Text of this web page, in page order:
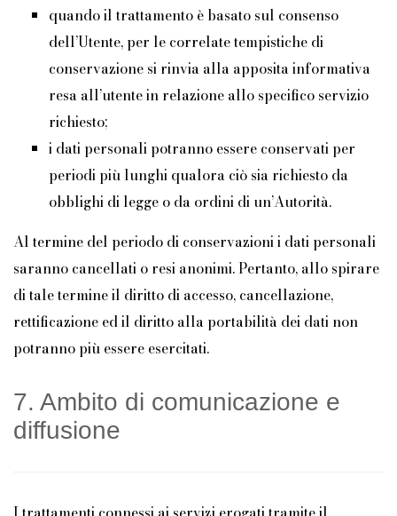
quando il trattamento è basato sul consenso
dell’Utente, per le correlate tempistiche di
conservazione si rinvia alla apposita informativa
resa all’utente in relazione allo specifico servizio
richiesto;
i dati personali potranno essere conservati per
periodi più lunghi qualora ciò sia richiesto da
obblighi di legge o da ordini di un’Autorità.
Al termine del periodo di conservazioni i dati personali
saranno cancellati o resi anonimi. Pertanto, allo spirare
di tale termine il diritto di accesso, cancellazione,
rettificazione ed il diritto alla portabilità dei dati non
potranno più essere esercitati.
7. Ambito di comunicazione e
diffusione